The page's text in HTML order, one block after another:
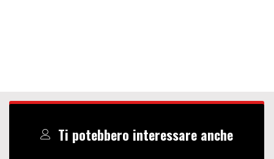
Ti potebbero interessare anche